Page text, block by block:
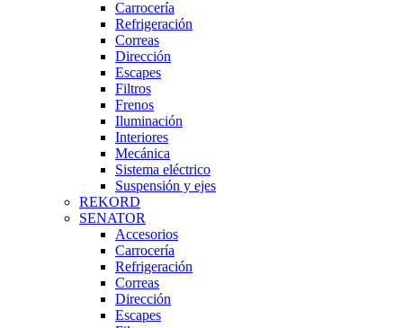
Carrocería
Refrigeración
Correas
Dirección
Escapes
Filtros
Frenos
Iluminación
Interiores
Mecánica
Sistema eléctrico
Suspensión y ejes
REKORD
SENATOR
Accesorios
Carrocería
Refrigeración
Correas
Dirección
Escapes